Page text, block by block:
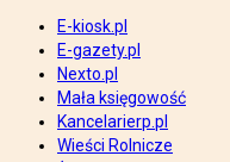
E-kiosk.pl
E-gazety.pl
Nexto.pl
Mała księgowość
Kancelarierp.pl
Wieści Rolnicze